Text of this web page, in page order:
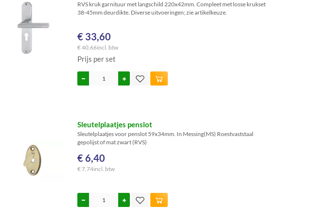
RVS kruk garnituur met langschild 220x42mm. Compleet met losse krukset
38-45mm deurdikte. Diverse uitvoeringen; zie artikelkeuze.
€ 33,60
€ 40,66incl. btw
Prijs per set
Sleutelplaatjes penslot
Sleutelplaatjes voor penslot 59x34mm. In Messing(MS) Roestvaststaal
gepolijst of mat zwart (RVS)
€ 6,40
€ 7,74incl. btw